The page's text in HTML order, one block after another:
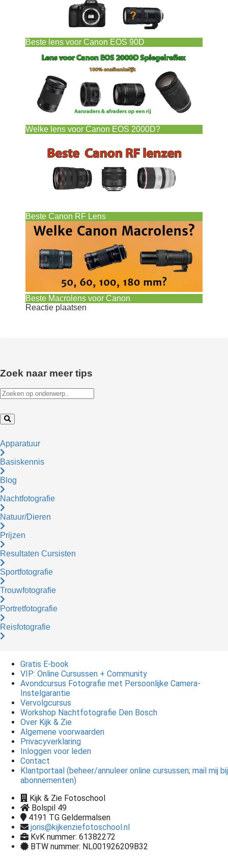
Beste lens voor Canon EOS 90D
Welke lens voor Canon EOS 2000D?
Beste Canon RF Lens
Beste Macrolens voor Canon
Reactie plaatsen
Zoek naar meer tips
Apparatuur
Basiskennis
Blog
Nachtfotografie
Natuur/Dieren
Prijzen
Resultaten Cursisten
Sportfotografie
Trouwfotografie
Portretfotografie
Reisfotografie
Gratis E-book
VIP: Online Cursussen + Community
Avondcursus Fotografie met Persoonlijke Camera-
Instelgarantie
Vervolgcursus
Workshop Nachtfotografie Den Bosch
Over Kijk & Zie
Algemene voorwaarden
Privacyverklaring
Inloggen voor leden
Contact
Klantportaal (beheer/annuleer online cursussen; mail mij bij
abonnementen)
Kijk & Zie Fotoschool
Bolspil 49
4191 TG Geldermalsen
joris@kijkenziefotoschool.nl
KvK nummer: 61382272
BTW nummer: NL001926209B32